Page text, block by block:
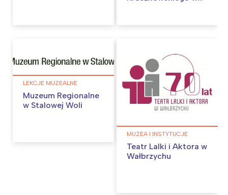
LEKCJE MUZEALNE
Muzeum Regionalne
w Stalowej Woli
MUZEA I INSTYTUCJE
Teatr Lalki i Aktora w
Wałbrzychu
Wrocław
Wszystkie
Wybieram